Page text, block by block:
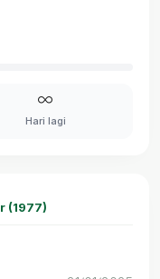
Hari lagi
(1977)